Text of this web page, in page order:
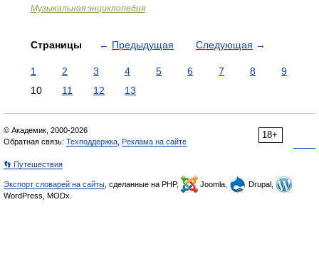
Музыкальная энциклопедия
Страницы ← Предыдущая Следующая →
1 2 3 4 5 6 7 8
9
10
11 12 13
18+
© Академик, 2000-2026
Обратная связь: Техподдержка Реклама на сайте
👣 Путешествия
Экспорт словарей на сайты , сделанные на PHP, Joomla,
Drupal,
WordPress, MODx.